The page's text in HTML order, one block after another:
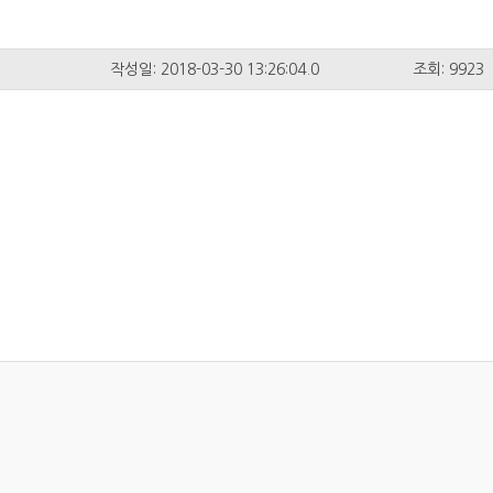
작성일: 2018-03-30 13:26:04.0 조회: 9923